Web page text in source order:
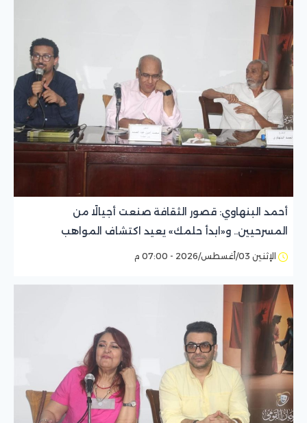
أحمد البنهاوي: قصور الثقافة صنعت أجيالًا من
المسرحيين.. و«ابدأ حلمك» يعيد اكتشاف المواهب
الإثنين 03/أغسطس/2026 - 07:00 م